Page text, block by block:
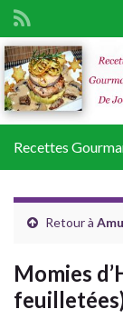
Recettes
Retour à
Momies